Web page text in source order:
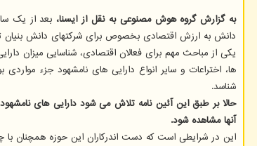
به گزارش گروه هوش مصنوعی به نقل از ایسنا، بعد از یک
دانش به ارزش اقتصادی بخصوص برای شرکتهای دانش بنیان
یکی از مباحث مهم برای فعالان اقتصادی، شناسایی میزان
ها، اختراعات و سایر انواع دارایی های نامشهود جزء
شناسد.
حالا بر طبق این آئین نامه تلاش می شود دارایی های
آنها مشاهده شود.
این در شرایطی است که دست اندرکاران این حوزه همچنان با